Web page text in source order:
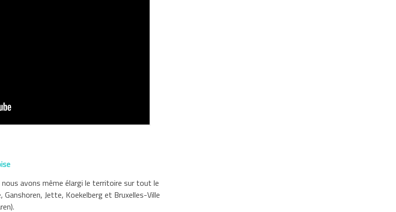
avons même élargi le territoire sur tout le
Jette, Koekelberg et Bruxelles-Ville